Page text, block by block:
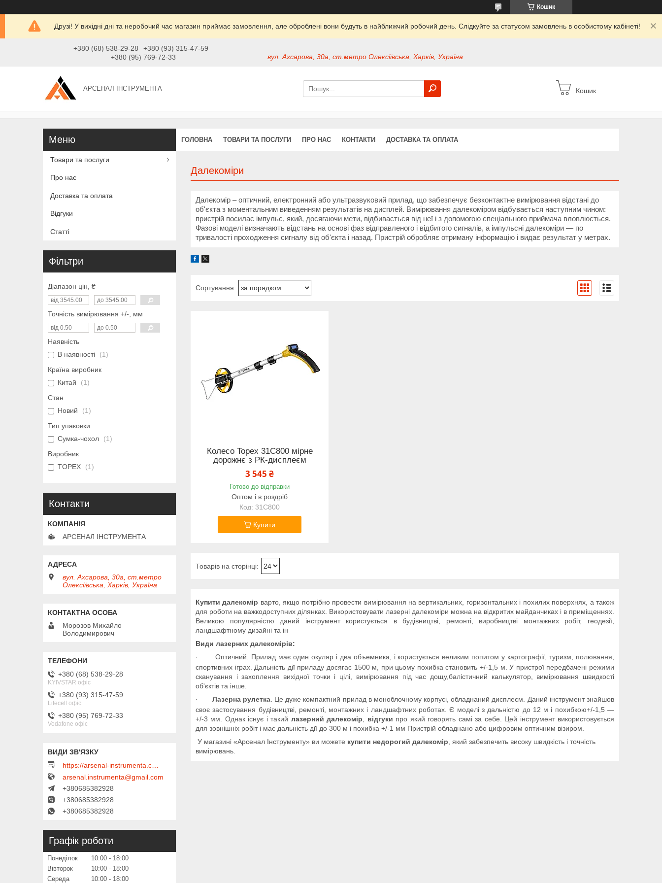
Кошик
Друзі! У вихідні дні та неробочий час магазин приймає замовлення, але оброблені вони будуть в найближчий робочий день. Слідкуйте за статусом замовлень в особистому кабінеті!
+380 (68) 538-29-28
+380 (93) 315-47-59
+380 (95) 769-72-33
вул. Ахсарова, 30а, ст.метро Олексіївська, Харків, Україна
АРСЕНАЛ ІНСТРУМЕНТА Кошик
ГОЛОВНА ТОВАРИ ТА ПОСЛУГИ ПРО НАС КОНТАКТИ ДОСТАВКА ТА ОПЛАТА
Далекоміри
Далекомір – оптичний, електронний або ультразвуковий прилад, що забезпечує безконтактне вимірювання відстані до
об'єкта з моментальним виведенням результатів на дисплей. Вимірювання далекоміром відбувається наступним чином:
пристрій посилає імпульс, який, досягаючи мети, відбивається від неї і з допомогою спеціального приймача вловлюється.
Фазові моделі визначають відстань на основі фаз відправленого і відбитого сигналів, а імпульсні далекоміри ― по
тривалості проходження сигналу від об'єкта і назад. Пристрій обробляє отриману інформацію і видає результат у метрах.
Колесо Topex 31C800 мірне
дорожнє з РК-дисплеєм
3 545 ₴
Готово до відправки
Оптом і в роздріб
31C800
Купити
Купити далекомір варто, якщо потрібно провести вимірювання на вертикальних, горизонтальних і похилих поверхнях, а також
для роботи на важкодоступних ділянках. Використовувати лазерні далекоміри можна на відкритих майданчиках і в приміщеннях.
Великою популярністю даний інструмент користується в будівництві, ремонті, виробництві монтажних робіт, геодезії,
ландшафтному дизайні та ін
Види лазерних далекомірів:
·
Оптичний. Прилад має один окуляр і два объемника, і користується великим попитом у картографії, туризм, полювання,
спортивних іграх. Дальність дії приладу досягає 1500 м, при цьому похибка становить +/-1,5 м. У пристрої передбачені режими
сканування і захоплення вихідної точки і цілі, вимірювання під час дощу,балістичний калькулятор, вимірювання швидкості
об'єктів та інше.
·
Лазерна рулетка. Це дуже компактний прилад в моноблочному корпусі, обладнаний дисплеєм. Даний інструмент знайшов
своє застосування будівництві, ремонті, монтажних і ландшафтних роботах. Є моделі з дальністю до 12 м і похибкою+/-1,5 ―
+/-3 мм. Однак існує і такий лазерний далекомір відгуки про який говорять самі за себе. Цей інструмент використовується
для зовнішніх робіт і має дальність дії до 300 м і похибка +/-1 мм Пристрій обладнано або цифровим оптичним візиром.
У магазині «Арсенал Інструменту» ви можете купити недорогий далекомір , який забезпечить високу швидкість і точність
вимірювань.
Товари та послуги
Про нас
Доставка та оплата
Відгуки
Статті
Фільтри
Діапазон цін, ₴
Точність вимірювання +/-, мм
Наявність
В наявності
1
Країна виробник
Китай
1
Стан
Новий
1
Тип упаковки
Сумка-чохол
1
Виробник
TOPEX
1
Контакти
АРСЕНАЛ ІНСТРУМЕНТА
вул. Ахсарова, 30а, ст.метро
Олексіївська, Харків, Україна
Морозов Михайло
Володимирович
+380 (68) 538-29-28
KYIVSTAR офіс
+380 (93) 315-47-59
Lifecell офіс
+380 (95) 769-72-33
Vodafone офіс
arsenal.instrumenta@gmail.com
+380685382928
+380685382928
+380685382928
Графік роботи
Понеділок 10:00
18:00
Вівторок
10:00
18:00
Середа
10:00 18:00